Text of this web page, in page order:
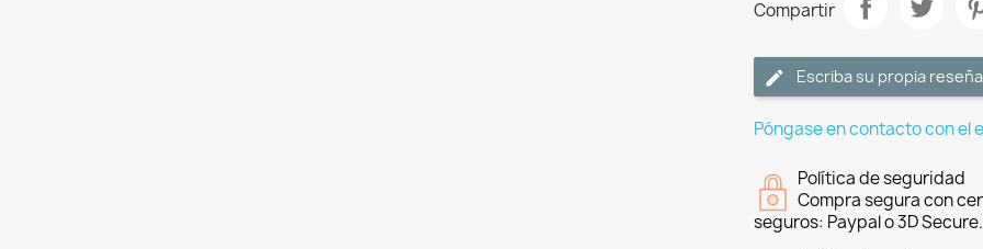
Compartir
Escriba su propia reseña
Póngase en contacto con el
Política de seguridad
Compra segura con
seguros: Paypal o 3D Secure.